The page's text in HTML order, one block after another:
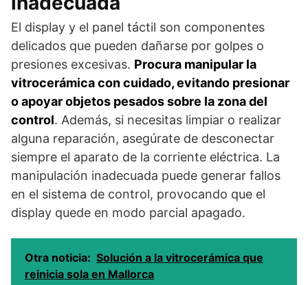
El display y el panel táctil son componentes
delicados que pueden dañarse por golpes o
presiones excesivas. Procura manipular la
vitrocerámica con cuidado, evitando presionar
o apoyar objetos pesados sobre la zona del
control. Además, si necesitas limpiar o realizar
alguna reparación, asegúrate de desconectar
siempre el aparato de la corriente eléctrica. La
manipulación inadecuada puede generar fallos
en el sistema de control, provocando que el
display quede en modo parcial apagado.
Otra noticia: Solución a la vitrocerámica que
reinicia sola en Mallorca